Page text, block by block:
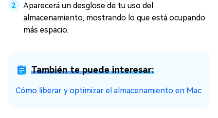
Aparecerá un desglose de tu uso del
almacenamiento, mostrando lo que está ocupando
más espacio.
También te puede interesar:
Cómo liberar y optimizar el almacenamiento en Mac